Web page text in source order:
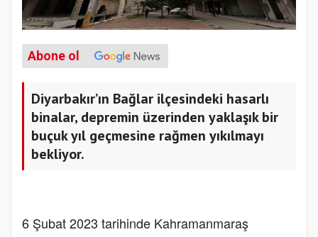
Abone ol
Diyarbakır’ın Bağlar ilçesindeki hasarlı
binalar, depremin üzerinden yaklaşık bir
buçuk yıl geçmesine rağmen yıkılmayı
bekliyor.
6 Şubat 2023 tarihinde Kahramanmaraş